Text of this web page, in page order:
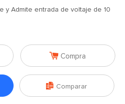
y Admite entrada de voltaje de 10
 Compra
 Comparar